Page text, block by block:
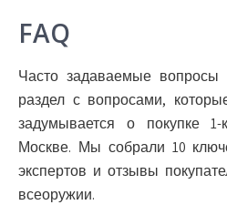
FAQ
Часто задаваемые
раздел с вопросами,
задумывается о покупке
Москве. Мы собрали 10
экспертов и отзывы
всеоружии.